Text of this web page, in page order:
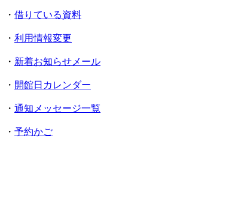
・ 借りている資料
・ 利用情報変更
・ 新着お知らせメール
・ 開館日カレンダー
・ 通知メッセージ一覧
・ 予約かご